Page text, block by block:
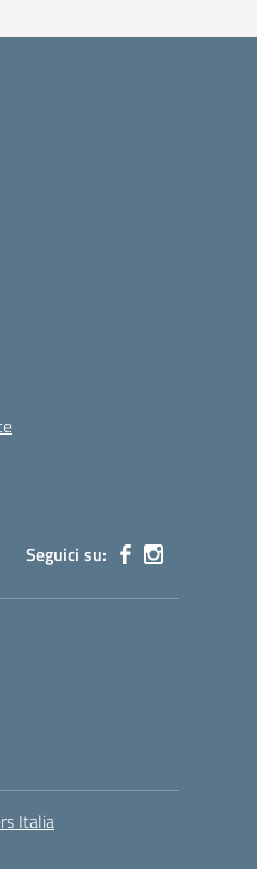
Seguici su:
Italia